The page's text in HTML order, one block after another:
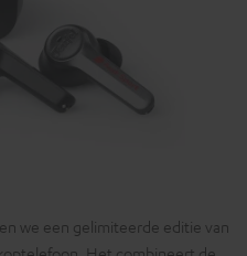
we een gelimiteerde editie van